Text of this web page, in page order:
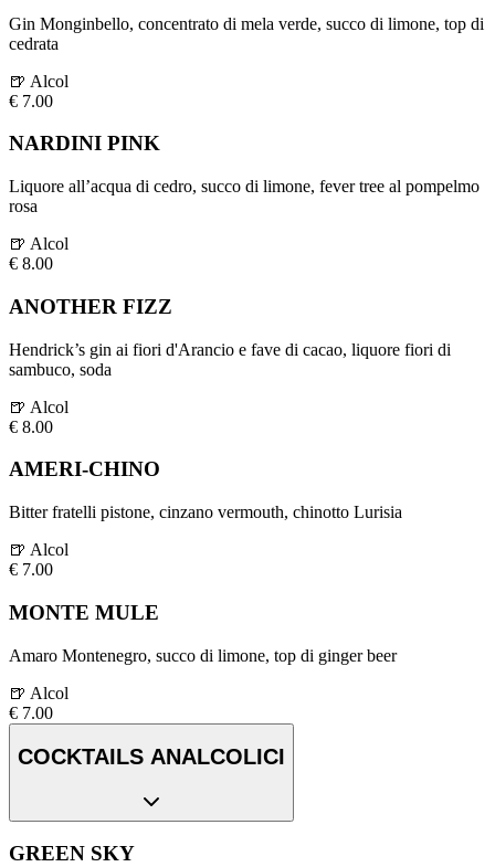
Gin Monginbello, concentrato di mela verde, succo di limone, top di
cedrata
🍺 Alcol
€ 7.00
NARDINI PINK
Liquore all’acqua di cedro, succo di limone, fever tree al pompelmo
rosa
🍺 Alcol
€ 8.00
ANOTHER FIZZ
Hendrick’s gin ai fiori d'Arancio e fave di cacao, liquore fiori di
sambuco, soda
🍺 Alcol
€ 8.00
AMERI-CHINO
Bitter fratelli pistone, cinzano vermouth, chinotto Lurisia
🍺 Alcol
€ 7.00
MONTE MULE
Amaro Montenegro, succo di limone, top di ginger beer
🍺 Alcol
€ 7.00
COCKTAILS ANALCOLICI
GREEN SKY